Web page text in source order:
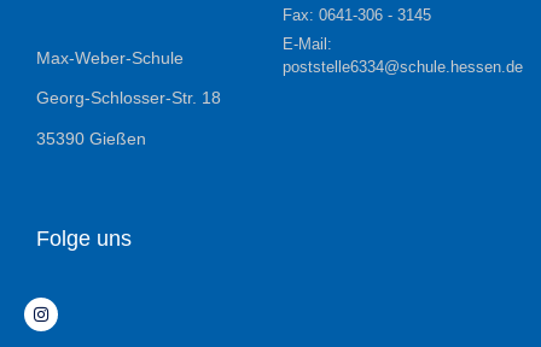
Max-Weber-Schule
Georg-Schlosser-Str. 18
35390 Gießen
Fax: 0641-306 - 3145
E-Mail:
poststelle6334@schule.hessen.de
Folge uns